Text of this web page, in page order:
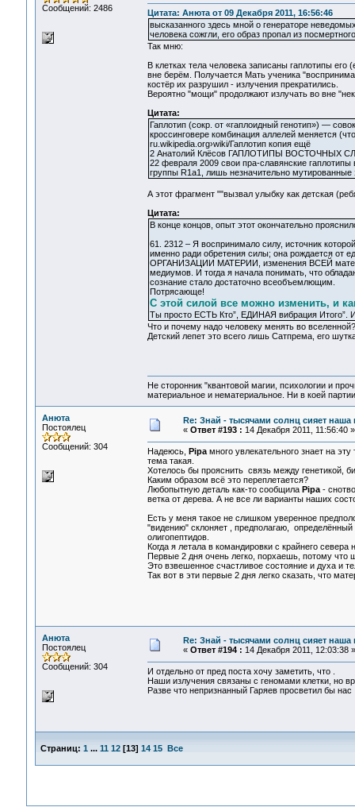
Сообщений: 2486
Цитата: Анюта от 09 Декабря 2011, 16:56:46
высказанного здесь мной о генераторе
человека сожгли, его образ пропал из
Так мню:
В клетках тела человека записаны гаплотипы
вне берём. Получается Мать ученика
костёр их разрушил - излучения прекратились.
Вероятно "мощи" продолжают излучать во вне
Цитата:
Гаплотип (сокр. от «гаплоидный генотип») —
кроссинговере комбинация аллелей меняется
ru.wikipedia.org›wiki/Гаплотип копия ещё
2 Анатолий Клёсов ГАПЛОТИПЫ ВОСТОЧНЫХ
22 февраля 2009 свои пра-славянские
группы R1a1, лишь незначительно мутированные
А этот фрагмент ""вызвал улыбку как детская
Цитата:
В конце концов, опыт этот окончательно
61. 2312 – Я воспринимало силу, источник
именно ради обретения силы; она рождается от
ОРГАНИЗАЦИИ МАТЕРИИ, изменения ВСЕЙ
медиумов. И тогда я начала понимать, что
сознание стало достаточно всеобъемлющим.
Потрясающе!
С этой силой все можно изменить, и
Ты просто ЕСТЬ Кто”, ЕДИНАЯ вибрация Итого”.
Что и почему надо человеку менять во вселенной?
Детский лепет это всего лишь Сатпрема, его
Не сторонник "квантовой магии, психологии и
материальное и нематериальное. Ни в коей
Анюта
Постоялец
Сообщений: 304
Re: Знай - тысячами солнц сияет наша
« Ответ #193 : 14 Декабря 2011, 11:56:40 »
Надеюсь, Pipaмного увлекательного знает на
тема такая.
Хотелось бы прояснить связь между
Каким образом всё это переплетается?
Любопытную деталь как-то сообщила Pipa-
ветка от дерева. А не все ли варианты наших
Есть у меня такое не слишком уверенное
"видению" склоняет , предполагаю,
олигопептидов.
Когда я летала в командировки с крайнего
Первые 2 дня очень легко, порхаешь, потому
Это взвешенное счастливое состояние и духа и
Так вот в эти первые 2 дня легко сказать, что
Анюта
Постоялец
Сообщений: 304
Re: Знай - тысячами солнц сияет наша
« Ответ #194 : 14 Декабря 2011, 12:03:38 »
И отдельно от пред поста хочу заметить, что .
Наши излучения связаны с геномами клетки, но
Разве что непризнанный Гаряев просветил бы нас
Страниц: 1 ... 11 12[13] 14 15 Все